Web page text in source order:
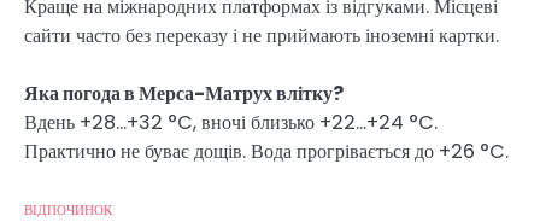
Краще на міжнародних платформах із відгуками. Місцеві
сайти часто без переказу і не приймають іноземні картки.
Яка погода в Мерса-Матрух влітку?
Вдень +28…+32 °C, вночі близько +22…+24 °C.
Практично не буває дощів. Вода прогрівається до +26 °C.
ВІДПОЧИНОК